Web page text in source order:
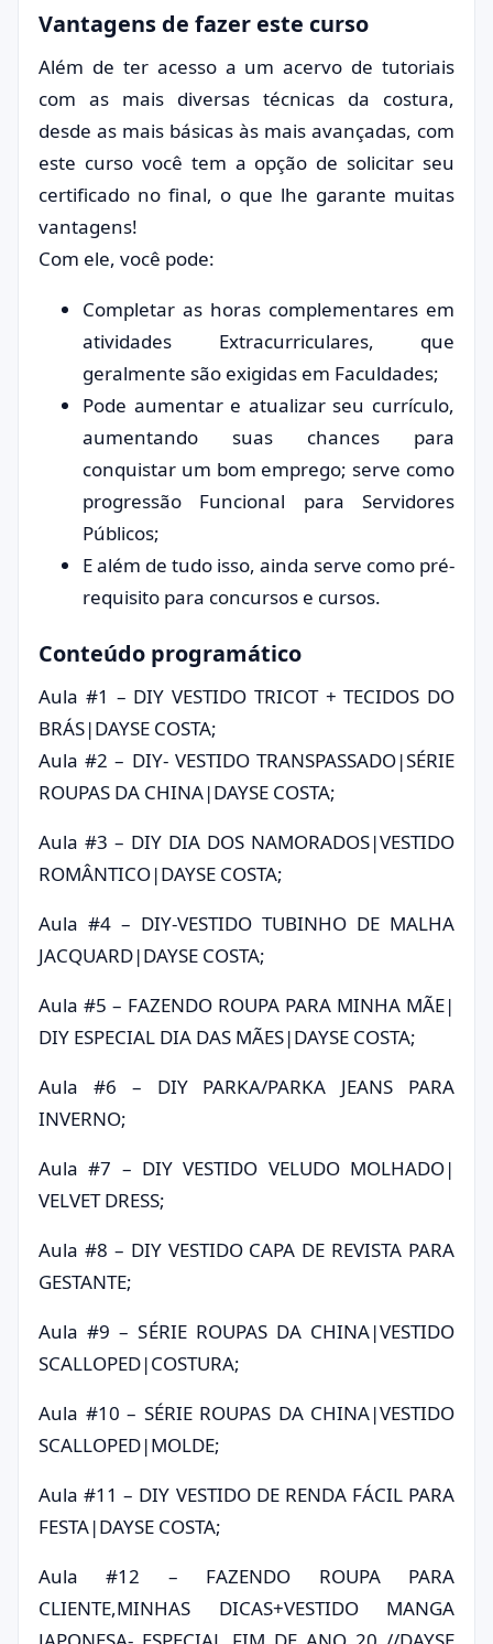
Vantagens de fazer este curso
Além de ter acesso a um acervo de tutoriais
com as mais diversas técnicas da costura,
desde as mais básicas às mais avançadas, com
este curso você tem a opção de solicitar seu
certificado no final, o que lhe garante muitas
vantagens!
Com ele, você pode:
Completar as horas complementares em
atividades Extracurriculares, que
geralmente são exigidas em Faculdades;
Pode aumentar e atualizar seu currículo,
aumentando suas chances para
conquistar um bom emprego; serve como
progressão Funcional para Servidores
Públicos;
E além de tudo isso, ainda serve como pré-
requisito para concursos e cursos.
Conteúdo programático
Aula #1 – DIY VESTIDO TRICOT + TECIDOS DO
BRÁS|DAYSE COSTA;
Aula #2 – DIY- VESTIDO TRANSPASSADO|SÉRIE
ROUPAS DA CHINA|DAYSE COSTA;
Aula #3 – DIY DIA DOS NAMORADOS|VESTIDO
ROMÂNTICO|DAYSE COSTA;
Aula #4 – DIY-VESTIDO TUBINHO DE MALHA
JACQUARD|DAYSE COSTA;
Aula #5 – FAZENDO ROUPA PARA MINHA MÃE|
DIY ESPECIAL DIA DAS MÃES|DAYSE COSTA;
Aula #6 – DIY PARKA/PARKA JEANS PARA
INVERNO;
Aula #7 – DIY VESTIDO VELUDO MOLHADO|
VELVET DRESS;
Aula #8 – DIY VESTIDO CAPA DE REVISTA PARA
GESTANTE;
Aula #9 – SÉRIE ROUPAS DA CHINA|VESTIDO
SCALLOPED|COSTURA;
Aula #10 – SÉRIE ROUPAS DA CHINA|VESTIDO
SCALLOPED|MOLDE;
Aula #11 – DIY VESTIDO DE RENDA FÁCIL PARA
FESTA|DAYSE COSTA;
Aula #12 – FAZENDO ROUPA PARA
CLIENTE,MINHAS DICAS+VESTIDO MANGA